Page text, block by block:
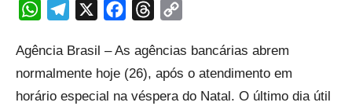
WhatsAppTelegram FacebookThreads
Agência Brasil – As agências bancárias abrem
normalmente hoje (26), após o atendimento em
horário especial na véspera do Natal. O último dia útil